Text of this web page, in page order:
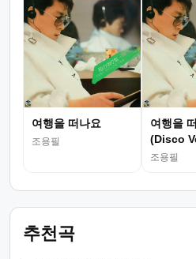
여행을 떠나요
조용필
여행을
(Disco
조용필
추천곡